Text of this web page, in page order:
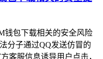
钱包下载相关的安全风险
分子通过QQ发送仿冒的
客服信息诱导用户点击，